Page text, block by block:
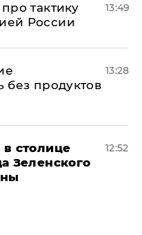
тактику
России
13:49
без продуктов
13:28
столице
Зеленского
12:52